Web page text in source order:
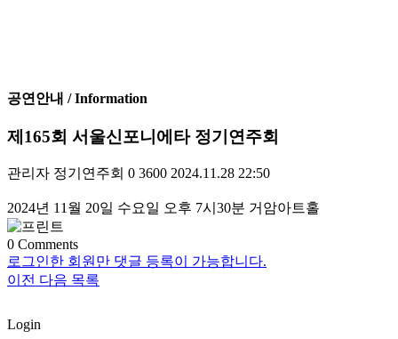
공연안내 / Information
제165회 서울신포니에타 정기연주회
관리자 정기연주회 0 3600 2024.11.28 22:50
2024년 11월 20일 수요일 오후 7시30분 거암아트홀
0 Comments
로그인한 회원만 댓글 등록이 가능합니다.
이전 다음 목록
Login